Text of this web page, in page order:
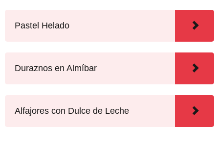
Pastel Helado
Duraznos en Almíbar
Alfajores con Dulce de Leche